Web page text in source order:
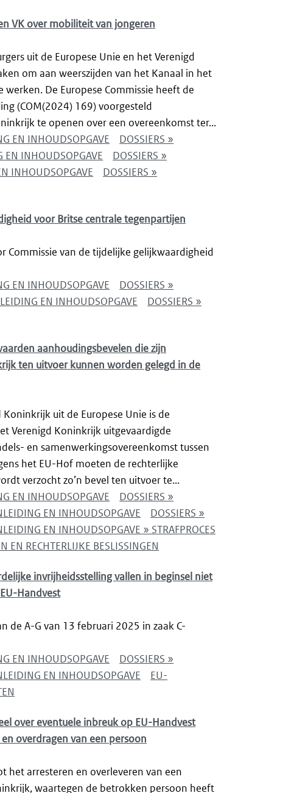
VK over mobiliteit van jongeren
uit de Europese Unie en het Verenigd
om aan weerszijden van het Kanaal in het
De Europese Commissie heeft de
(COM(2024) 169) voorgesteld
te openen over een overeenkomst ter...
EN INHOUDSOPGAVE
DOSSIERS »
EN INHOUDSOPGAVE
DOSSIERS »
INHOUDSOPGAVE
DOSSIERS »
voor Britse centrale tegenpartijen
Commissie van de tijdelijke gelijkwaardigheid
EN INHOUDSOPGAVE
DOSSIERS »
EN INHOUDSOPGAVE
DOSSIERS »
aanhoudingsbevelen die zijn
ten uitvoer kunnen worden gelegd in de
uit de Europese Unie is de
Verenigd Koninkrijk uitgevaardigde
en samenwerkingsovereenkomst tussen
het EU-Hof moeten de rechterlijke
verzocht zo’n bevel ten uitvoer te...
EN INHOUDSOPGAVE
DOSSIERS »
EN INHOUDSOPGAVE
DOSSIERS »
EN INHOUDSOPGAVE » STRAFPROCES
EN RECHTERLIJKE BESLISSINGEN
invrijheidsstelling vallen in beginsel niet
Handvest
de A-G van 13 februari 2025 in zaak C-
EN INHOUDSOPGAVE
DOSSIERS »
EN INHOUDSOPGAVE
EU-
over eventuele inbreuk op EU-Handvest
overdragen van een persoon
het arresteren en overleveren van een
waartegen de betrokken persoon heeft